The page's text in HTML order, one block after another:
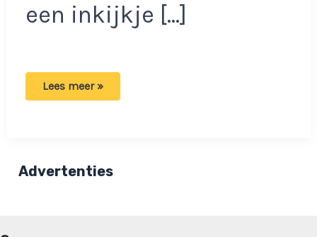
een inkijkje […]
Krijg
Vooral
niet
Lees meer »
Advertenties